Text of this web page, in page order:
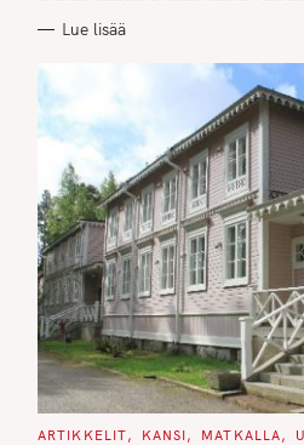
I
Lue lisää
C
ARTIKKELIT KANSI MATKALLA